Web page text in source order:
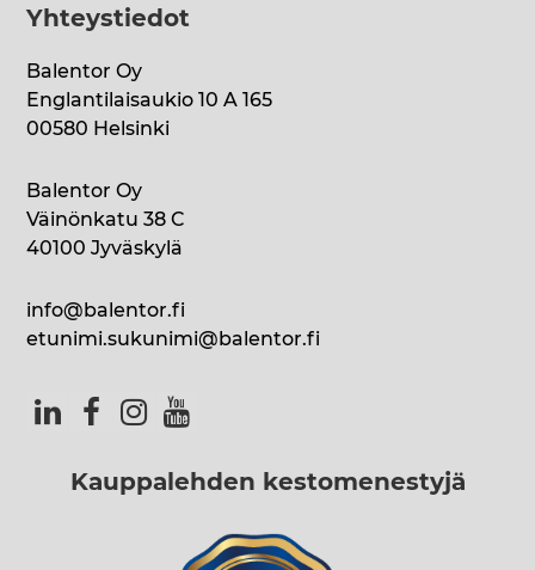
Yhteystiedot
Balentor Oy
Englantilaisaukio 10 A 165
00580 Helsinki
Balentor Oy
Väinönkatu 38 C
40100 Jyväskylä
info@balentor.fi
etunimi.sukunimi@balentor.fi
Kauppalehden kestomenestyjä